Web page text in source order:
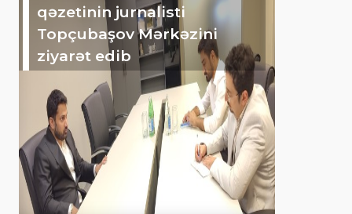
qəzetinin jurnalisti
Topçubaşov Mərkəzini
ziyarət edib